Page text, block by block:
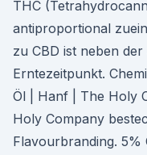
THC
antiproportional
zu CBD ist neben
Erntezeitpunkt.
Öl | Hanf | The Holy
Holy Company
Flavourbranding. 5%